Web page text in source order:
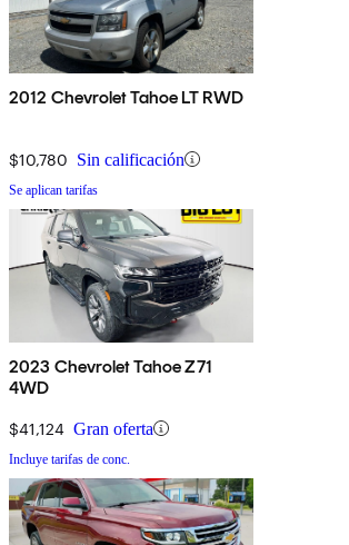
2012 Chevrolet Tahoe LT RWD
$10,780 Sin calificación
Se aplican tarifas
2023 Chevrolet Tahoe Z71
4WD
$41,124 Gran oferta
Incluye tarifas de conc.